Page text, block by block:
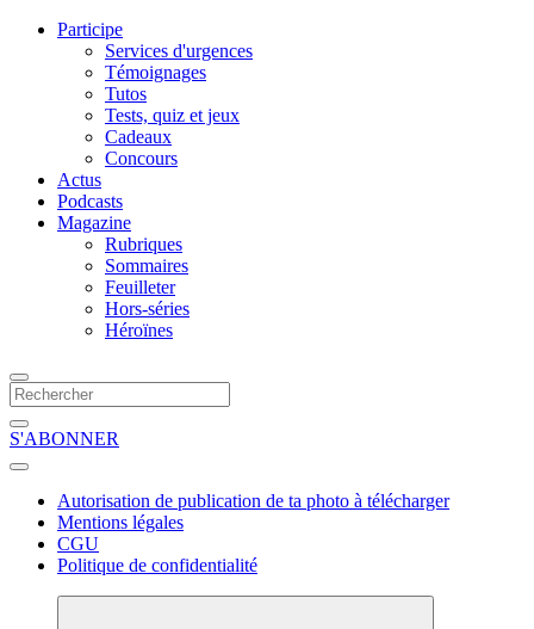
Participe
Services d'urgences
Témoignages
Tutos
Tests, quiz et jeux
Cadeaux
Concours
Actus
Podcasts
Magazine
Rubriques
Sommaires
Feuilleter
Hors-séries
Héroïnes
S'ABONNER
Autorisation de publication de ta photo à télécharger
Mentions légales
CGU
Politique de confidentialité